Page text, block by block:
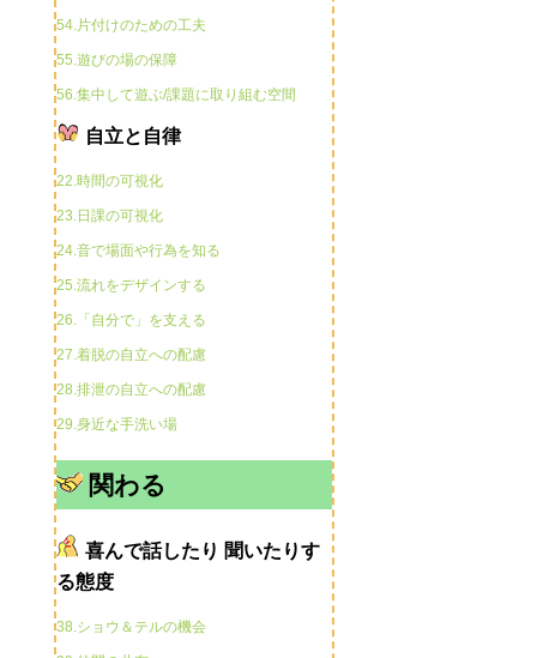
54.片付けのための工夫
55.遊びの場の保障
56.集中して遊ぶ/課題に取り組む空間
自立と自律
22.時間の可視化
23.日課の可視化
24.音で場面や行為を知る
25.流れをデザインする
26.「自分で」を支える
27.着脱の自立への配慮
28.排泄の自立への配慮
29.身近な手洗い場
関わる
喜んで話したり 聞いたりす
る態度
38.ショウ＆テルの機会